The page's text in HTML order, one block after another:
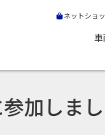
ネットショ
加しまし